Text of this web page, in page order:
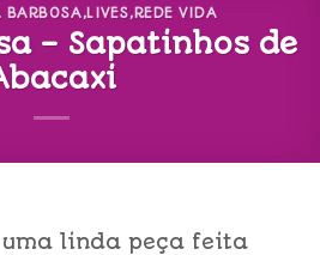
BARBOSA,LIVES,REDE VIDA
– Sapatinhos de
linda peça feita